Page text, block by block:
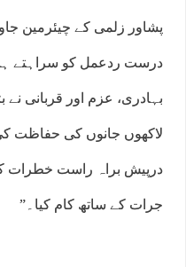
پشاور زلمی کے چیئرمین
درست ردعمل کو سراہتے
بہادری، عزم اور قربانی نے
لاکھوں جانوں کی حفاظت
درپیش براہ راست خطرات
جرات کے ساتھ کام کیا۔”